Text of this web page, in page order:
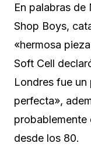
En palabras de
Shop Boys,
«hermosa
Soft Cell
Londres fue
perfecta»,
probablemente
desde los 80.